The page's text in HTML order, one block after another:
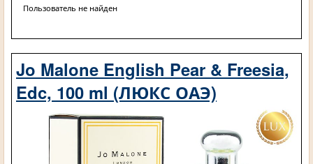
Пользователь не найден
Jo Malone English Pear & Freesia,
Edc, 100 ml (ЛЮКС ОАЭ)